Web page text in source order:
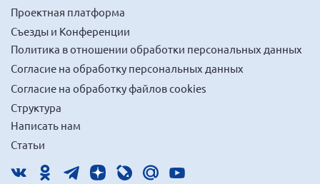
Проектная платформа
Съезды и Конференции
Политика в отношении обработки персональных данных
Согласие на обработку персональных данных
Согласие на обработку файлов cookies
Структура
Написать нам
Статьи